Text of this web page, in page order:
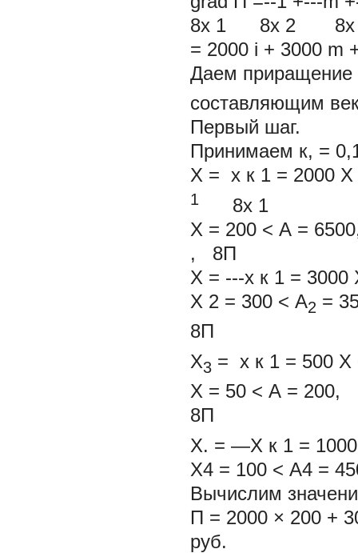
8x 1 8x 2
8x
= 2000 i + 3000 m
Даем
составляющим
Первый шаг.
Принимаем к, =
Х = х к 1 = 2000
1 8х 1
Х = 200 < А =
, 8П
Х = ---х к 1 = 3000
Х 2 = 300 < А2 =
8П
Х3 = х к 1 = 500
Х = 50 < А = 200,
8П
Х. = —X к 1 =
Х4 = 100 < А4 =
Вычислим
П = 2000 × 200 +
руб.